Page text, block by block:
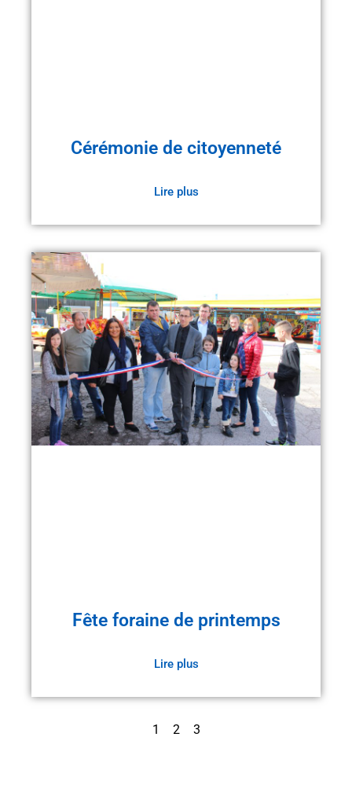
Cérémonie de citoyenneté
Lire plus
Fête foraine de printemps
Lire plus
1 2 3